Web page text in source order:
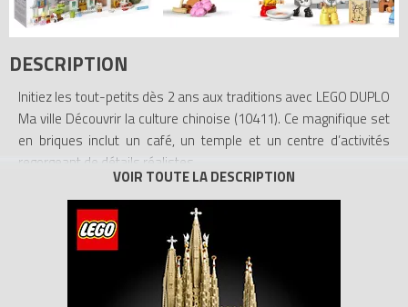
DESCRIPTION
Initiez les tout-petits dès 2 ans aux traditions avec LEGO DUPLO
Ma ville Découvrir la culture chinoise (10411). Ce magnifique set
en briques inclut un café, un temple et un centre d’activités
regorgeant de détails réalistes.
lasseront pas de découvrir les multiples fonctions du set. Les
enfants font connaissance avec leur hôte autour d’une tasse de
thé et de nourriture traditionnelle. Ils vont adorer explorer tous
les jolis détails du set, comme les raviolis chinois à la vapeur,
l’adorable panda avec son bambou et la lanterne lapin